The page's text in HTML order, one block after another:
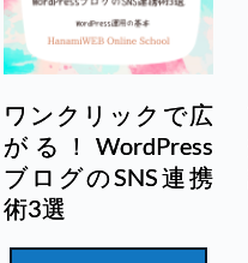
ワンクリックで広
がる！WordPress
ブログのSNS連携
術3選